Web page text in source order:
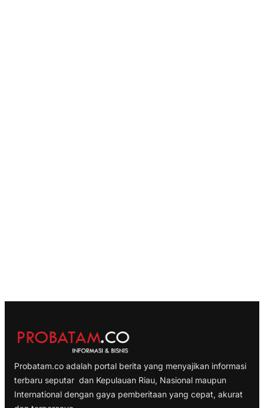
Probatam.co adalah portal berita yang menyajikan informasi
terbaru seputar dan Kepulauan Riau, Nasional maupun
International dengan gaya pemberitaan yang cepat, akurat